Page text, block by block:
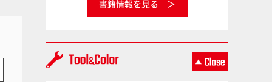
書籍情報を見る